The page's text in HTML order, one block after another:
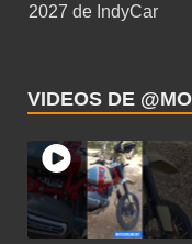
2027 de IndyCar
VIDEOS DE